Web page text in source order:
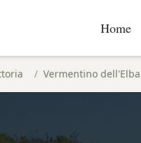
Home
/ Vermentino dell'Elba